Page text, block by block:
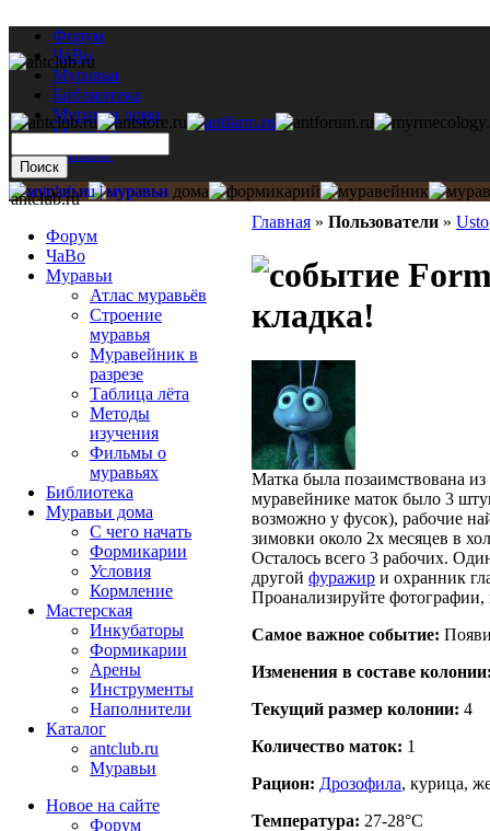
Форум
ЧаВо
Муравьи
Библиотека
Муравьи дома
Мастерская
Каталог
Главная » Пользователи » Usto
кладка!
Матка была позаимствована
муравейнике маток было 3
возможно у фусок), рабочие
зимовки около 2х месяцев в
Осталось всего 3 рабочих.
другой фуражир и охранник
Проанализируйте
Самое важное событие:
Изменения в составе
Текущий размер кoлонии: 4
Количество маток: 1
Рацион: Дрозофила, курица,
Температура: 27-28°C
antclub.ru
Форум
ЧаВо
Муравьи
Атлас муравьёв
Строение
муравья
Муравейник в
разрезе
Таблица лёта
Методы
изучения
Фильмы о
муравьях
Библиотека
Муравьи дома
С чего начать
Формикарии
Условия
Кормление
Мастерская
Инкубаторы
Формикарии
Арены
Инструменты
Наполнители
Каталог
antclub.ru
Муравьи
Новое на сайте
Форум